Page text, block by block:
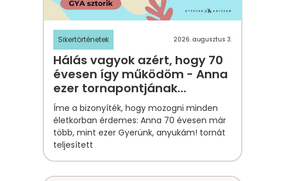
Sikertörténetek 2026. augusztus 3.
Hálás vagyok azért, hogy 70
évesen így működöm - Anna
ezer tornapontjának
története
Íme a bizonyíték, hogy mozogni minden
életkorban érdemes: Anna 70 évesen már
több, mint ezer Gyerünk, anyukám! tornát
teljesített